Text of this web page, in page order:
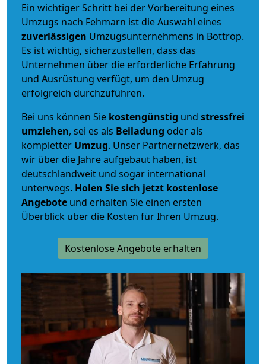
Ein wichtiger Schritt bei der Vorbereitung eines
Umzugs nach Fehmarn ist die Auswahl eines
zuverlässigen Umzugsunternehmens in Bottrop.
Es ist wichtig, sicherzustellen, dass das
Unternehmen über die erforderliche Erfahrung
und Ausrüstung verfügt, um den Umzug
erfolgreich durchzuführen.
Bei uns können Sie kostengünstig und stressfrei
umziehen, sei es als Beiladung oder als
kompletter Umzug. Unser Partnernetzwerk, das
wir über die Jahre aufgebaut haben, ist
deutschlandweit und sogar international
unterwegs. Holen Sie sich jetzt kostenlose
Angebote und erhalten Sie einen ersten
Überblick über die Kosten für Ihren Umzug.
Kostenlose Angebote erhalten